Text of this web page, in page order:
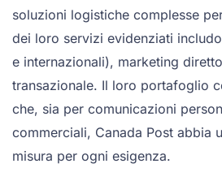
soluzioni logistiche complesse
dei loro servizi evidenziati
e internazionali), marketing
transazionale. Il loro portafoglio
che, sia per comunicazioni
commerciali, Canada Post abbia
misura per ogni esigenza.